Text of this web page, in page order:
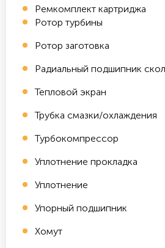
Ремкомплект картриджа
Ротор турбины
Ротор заготовка
Радиальный подшипник
Тепловой экран
Трубка смазки/охлаждения
Турбокомпрессор
Уплотнение прокладка
Уплотнение
Упорный подшипник
Хомут